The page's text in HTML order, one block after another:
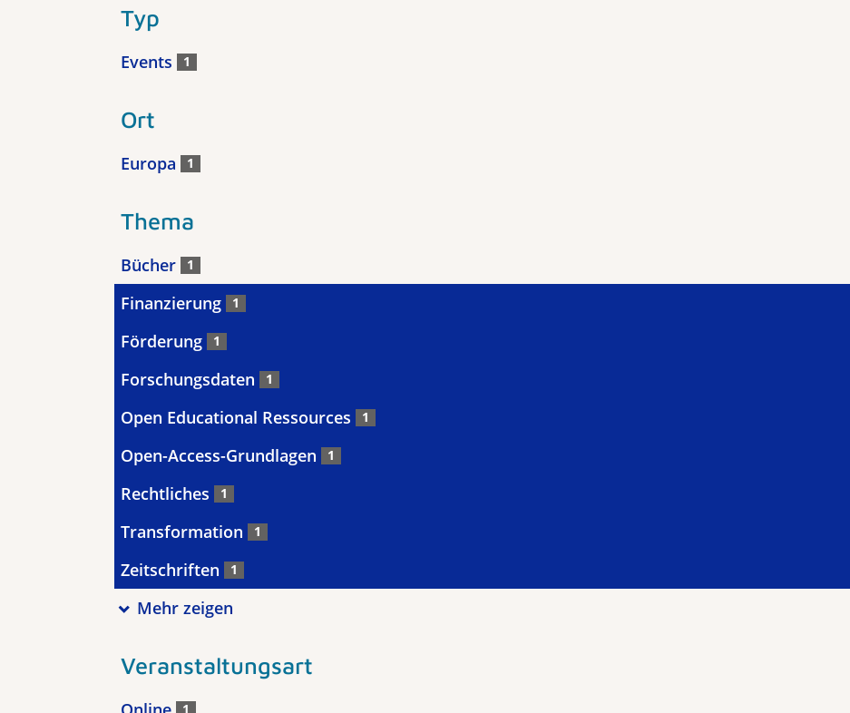
Typ
Events 1
Ort
Europa 1
Thema
Bücher 1
Finanzierung 1
Förderung 1
Forschungsdaten 1
Open Educational Ressources 1
Open-Access-Grundlagen 1
Rechtliches 1
Transformation 1
Zeitschriften 1
Mehr zeigen
Veranstaltungsart
1